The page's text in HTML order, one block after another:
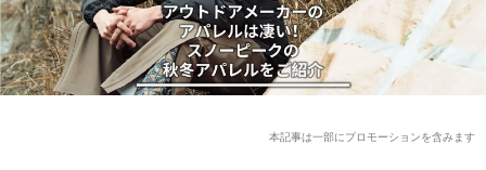
本記事は一部にプロモーションを含みます